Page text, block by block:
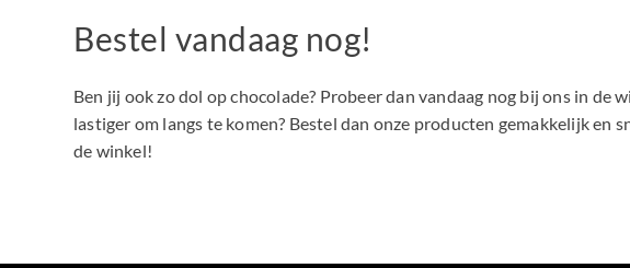
Bestel vandaag nog!
Ben jij ook zo dol op chocolade? Probeer dan vandaag nog bij ons in
lastiger om langs te komen? Bestel dan onze producten gemakkelijk en
de winkel!